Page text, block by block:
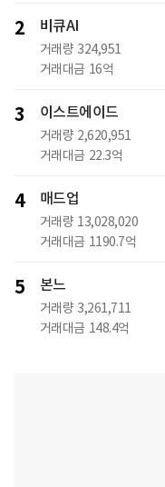
2 비큐AI
거래량 324,951
거래대금 16억
3 이스트에이드
거래량 2,620,951
거래대금 22.3억
4 매드업
거래량 13,028,020
거래대금 1190.7억
5 본느
거래량 3,261,711
거래대금 148.4억